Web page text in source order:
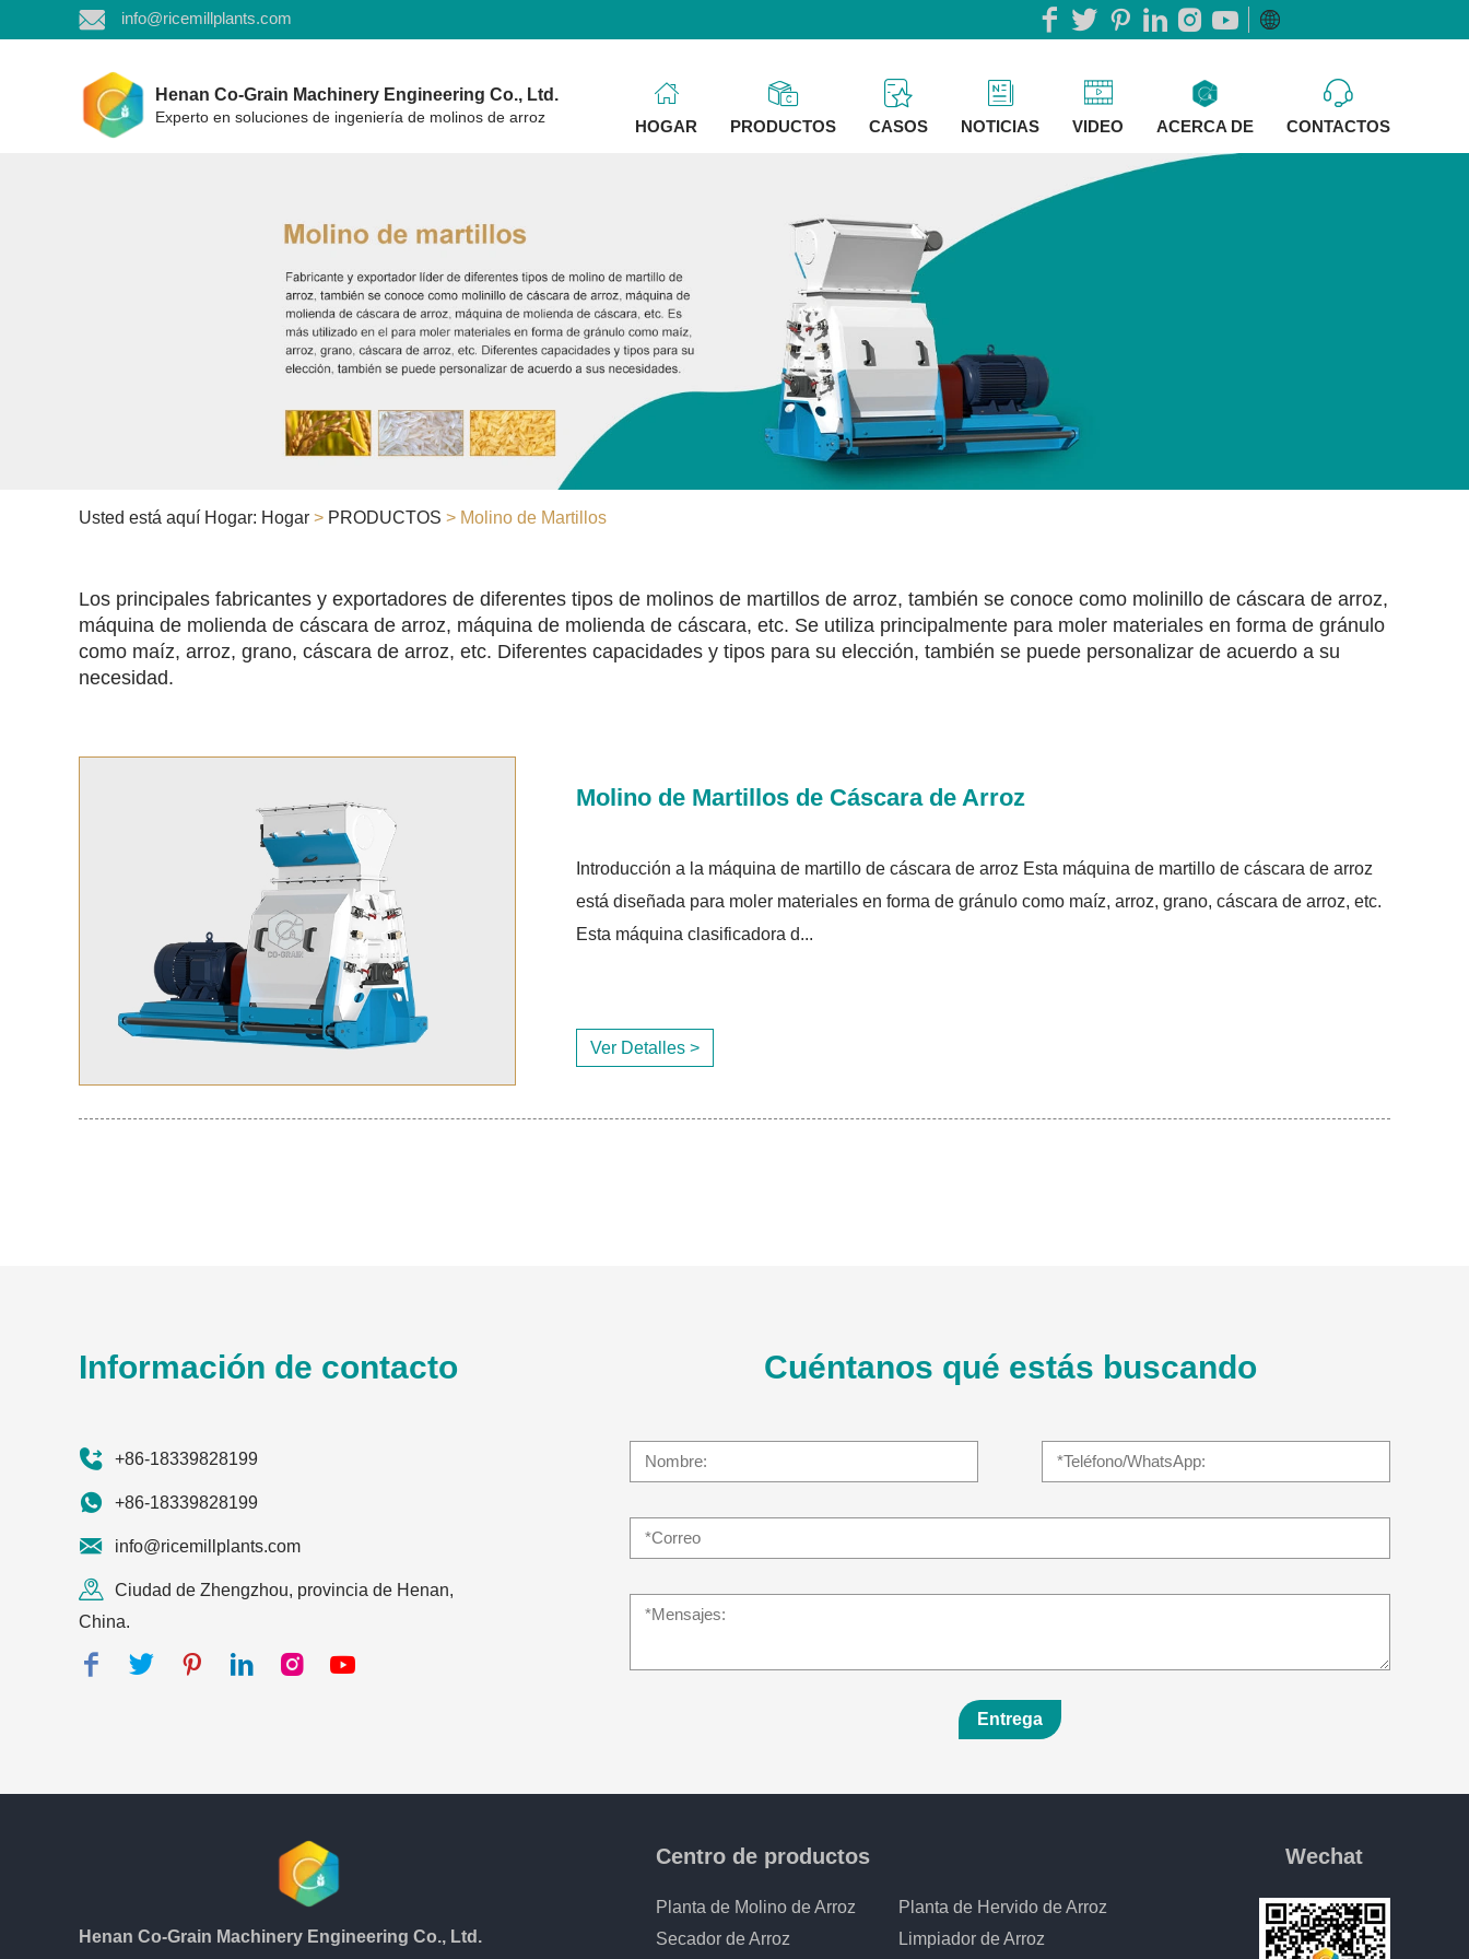
info@ricemillplants.com
Henan Co-Grain Machinery Engineering Co., Ltd.
Experto en soluciones de ingeniería de molinos de arroz HOGAR PRODUCTOS CASOS NOTICIAS VIDEO ACERCA DE CONTACTOS
Usted está aquí Hogar: Hogar > PRODUCTOS > Molino de Martillos
Los principales fabricantes y exportadores de diferentes tipos de molinos de martillos de arroz, también se conoce como molinillo de cáscara de arroz,
máquina de molienda de cáscara de arroz, máquina de molienda de cáscara, etc. Se utiliza principalmente para moler materiales en forma de gránulo
como maíz, arroz, grano, cáscara de arroz, etc. Diferentes capacidades y tipos para su elección, también se puede personalizar de acuerdo a su
necesidad.
Molino de Martillos de Cáscara de Arroz
Introducción a la máquina de martillo de cáscara de arroz Esta máquina de martillo de cáscara de arroz
está diseñada para moler materiales en forma de gránulo como maíz, arroz, grano, cáscara de arroz, etc.
Esta máquina clasificadora d...
Ver Detalles >
Información de contacto
+86-18339828199
+86-18339828199
info@ricemillplants.com
Ciudad de Zhengzhou, provincia de Henan,
China.
Cuéntanos qué estás buscando
Entrega
Henan Co-Grain Machinery Engineering Co., Ltd.
Centro de productos
Planta de Molino de Arroz
Planta de Hervido de Arroz
Secador de Arroz
Limpiador de Arroz
Wechat